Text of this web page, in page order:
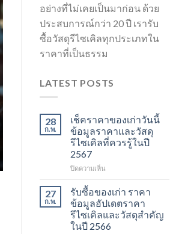
อย่างที่ไม่เคยเป็นมาก่อน ด้วย
ประสบการณ์กว่า 20 ปี เรารับ
ซื้อวัสดุรีไซเคิลทุกประเภทใน
ราคาที่เป็นธรรม
LATEST POSTS
28
ก.พ.
เช็คราคาของเก่าวันนี้
ข้อมูลราคาและวัสดุ
รีไซเคิลที่ควรรู้ในปี
2567
ปิดความเห็นบน
ราคา
ของ
เก่า
วัน
นี้
27
ก.พ.
รับซื้อของเก่า ราคา
ข้อมูลอัปเดตราคา
รีไซเคิลและวัสดุสำคัญ
ในปี 2566